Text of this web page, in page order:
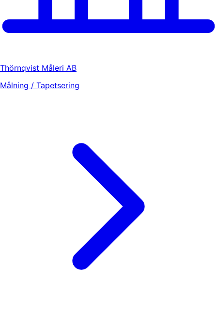
Thörnqvist Måleri AB
Målning / Tapetsering